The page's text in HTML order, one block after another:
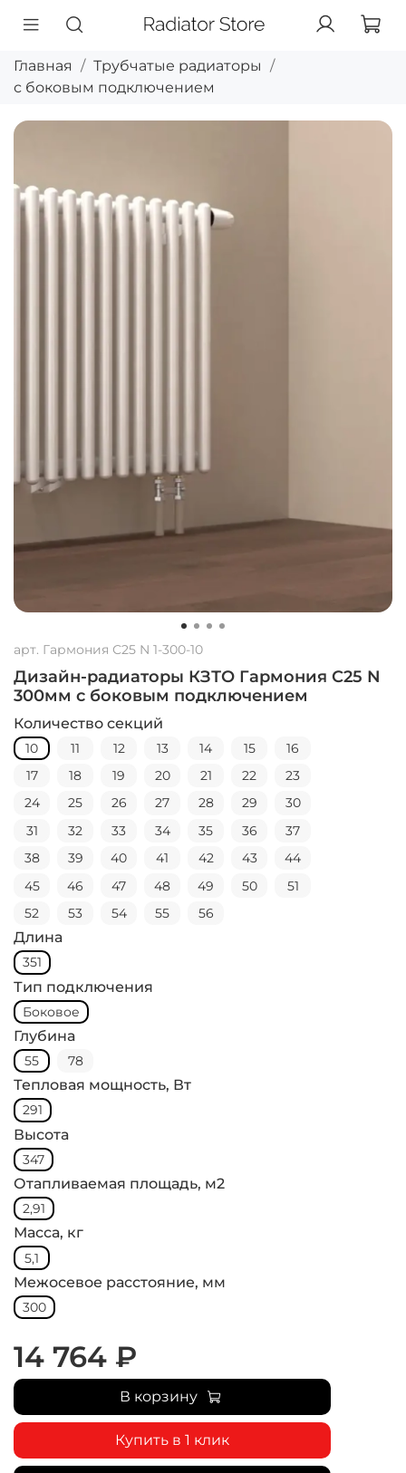
Главная
Трубчатые радиаторы
с боковым подключением
арт. Гармония С25 N 1-300-10
Дизайн-радиаторы КЗТО Гармония С25 N
300мм с боковым подключением
Количество секций
10 11 12 13 14 15
16
17
18 19 20 21 22
23
24
25 26 27 28 29
30
31
32 33 34 35 36
37
38
39 40 41 42 43
44
45
46 47 48 49 50
51
52
53 54 55 56
Длина
351
Тип подключения
Боковое
Глубина
55 78
Тепловая мощность, Вт
291
Высота
347
Отапливаемая площадь, м2
2,91
Масса, кг
5,1
Межосевое расстояние, мм
300
14 764 ₽
В корзину
Купить в 1 клик